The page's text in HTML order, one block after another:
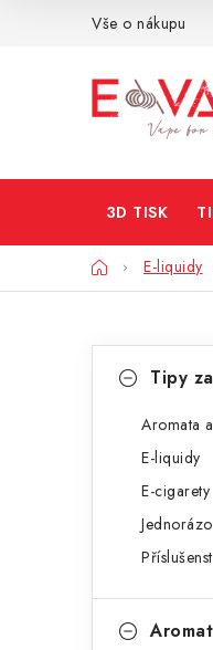
Vše o nákupu
3D TISK
DomůE-liquidy
n
kategorieTipy
Aromata
E-liquidy
E-cigarety